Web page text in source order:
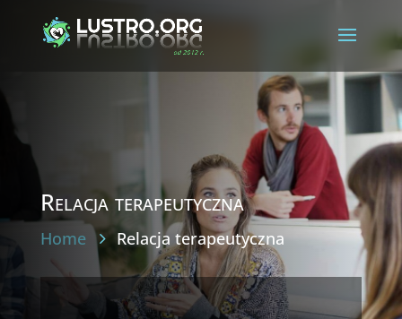
Relacja terapeutyczna
Home Relacja terapeutyczna